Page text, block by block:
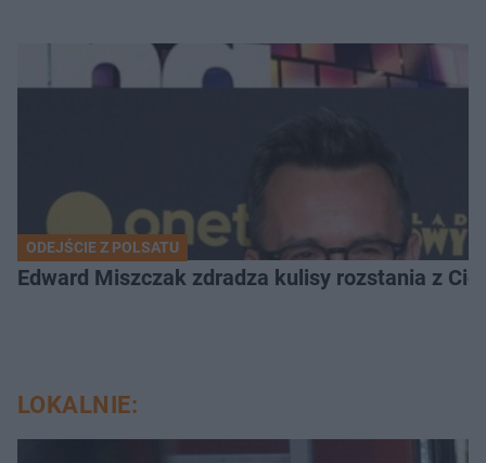
ODEJŚCIE Z POLSATU
Edward Miszczak zdradza kulisy rozstania z
LOKALNIE: